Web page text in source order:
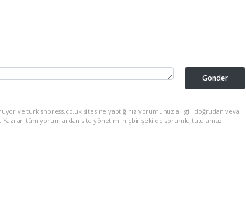
Gönder
ve turkishpress.co.uk sitesine yaptığınız yorumunuzla ilgili doğrudan veya
Yazılan tüm yorumlardan site yönetimi hiçbir şekilde sorumlu tutulamaz.